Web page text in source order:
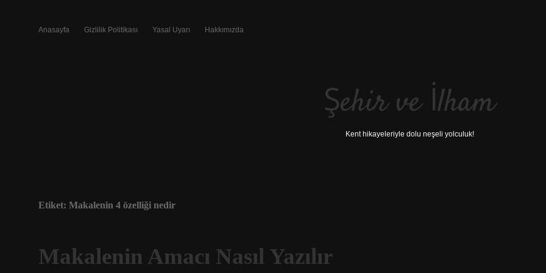
Anasayfa Gizlilik Politikası Yasal Uyarı Hakkımızda
Şehir ve İlham
Kent hikayeleriyle dolu neşeli yolculuk!
Etiket: Makalenin 4 özelliği nedir
Makalenin Amacı Nasıl Yazılır